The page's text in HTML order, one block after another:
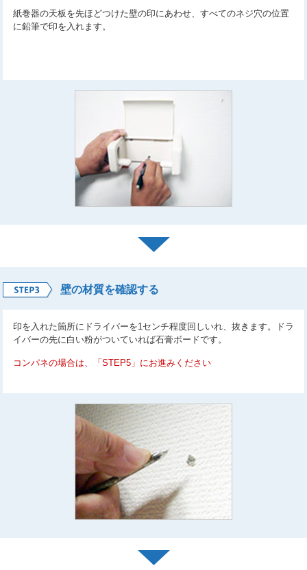
紙巻器の天板を先ほどつけた壁の印にあわせ、すべてのネジ穴の位置
に鉛筆で印を入れます。
壁の材質を確認する
印を入れた箇所にドライバーを1センチ程度回しいれ、抜きます。ドラ
イバーの先に白い粉がついていれば石膏ボードです。
コンパネの場合は、「STEP5」にお進みください